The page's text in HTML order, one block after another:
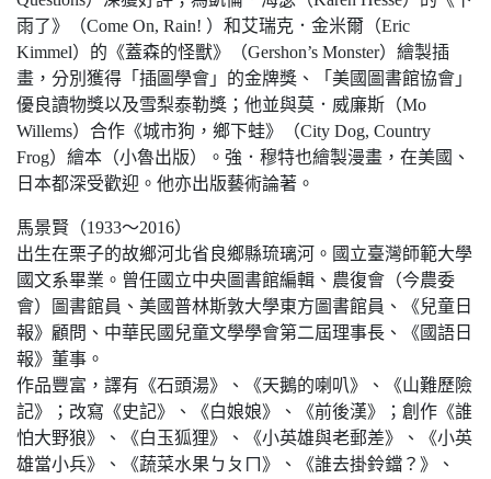
雨了》（Come On, Rain! ）和艾瑞克．金米爾（Eric
Kimmel）的《蓋森的怪獸》（Gershon’s Monster）繪製插
畫，分別獲得「插圖學會」的金牌獎、「美國圖書館協會」
優良讀物獎以及雪梨泰勒獎；他並與莫．威廉斯（Mo
Willems）合作《城市狗，鄉下蛙》（City Dog, Country
Frog）繪本（小魯出版）。強．穆特也繪製漫畫，在美國、
日本都深受歡迎。他亦出版藝術論著。
馬景賢（1933～2016）
出生在栗子的故鄉河北省良鄉縣琉璃河。國立臺灣師範大學
國文系畢業。曾任國立中央圖書館編輯、農復會（今農委
會）圖書館員、美國普林斯敦大學東方圖書館員、《兒童日
報》顧問、中華民國兒童文學學會第二屆理事長、《國語日
報》董事。
作品豐富，譯有《石頭湯》、《天鵝的喇叭》、《山難歷險
記》；改寫《史記》、《白娘娘》、《前後漢》；創作《誰
怕大野狼》、《白玉狐狸》、《小英雄與老郵差》、《小英
雄當小兵》、《蔬菜水果ㄅㄆㄇ》、《誰去掛鈴鐺？》、